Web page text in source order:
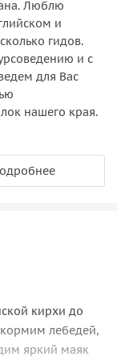
Люблю
и
гидов.
и с
для Вас
нашего края.
кирхи до
лебедей,
яркий маяк